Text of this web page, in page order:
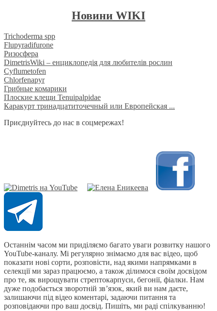
Новини WIKI
Trichoderma spp
Flupyradifurone
Ризосфера
DimetrisWiki – енциклопедія для любителів рослин
Cyflumetofen
Chlorfenapyr
Грибные комарики
Плоские клещи Tenuipalpidae
Каракурт тринадцатиточечный или Европейская ...
Приєднуйтесь до нас в соцмережах!
Останнім часом ми приділяємо багато уваги розвитку нашого
YouTube-каналу. Мі регулярно знімаємо для вас відео, щоб
показати нові сорти, розповісти, над якими напрямками в
селекції ми зараз працюємо, а також ділимося своїм досвідом
про те, як вирощувати стрептокарпуси, бегонії, фіалки. Нам
дуже подобається зворотній зв’язок, який ви нам даєте,
залишаючи під відео коментарі, задаючи питання та
розповідаючи про ваш досвід. Пишіть, ми раді спілкуванню!